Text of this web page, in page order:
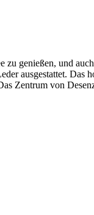
zu genießen, und
ausgestattet. Das
Zentrum von